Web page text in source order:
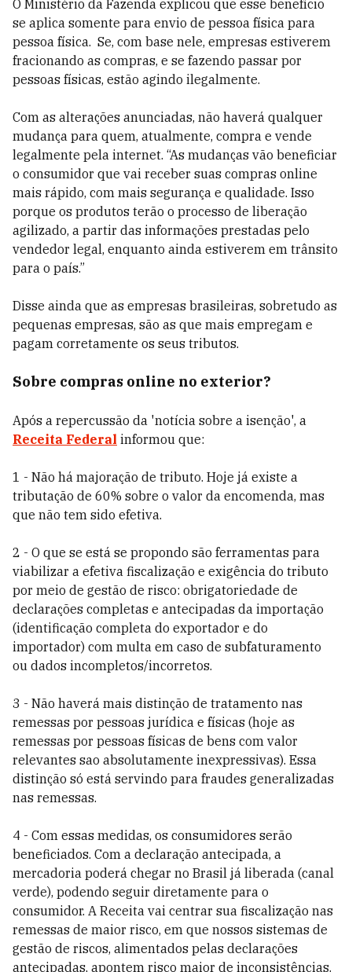
O Ministério da Fazenda explicou que esse benefício
se aplica somente para envio de pessoa física para
pessoa física. Se, com base nele, empresas estiverem
fracionando as compras, e se fazendo passar por
pessoas físicas, estão agindo ilegalmente.
Com as alterações anunciadas, não haverá qualquer
mudança para quem, atualmente, compra e vende
legalmente pela internet. “As mudanças vão beneficiar
o consumidor que vai receber suas compras online
mais rápido, com mais segurança e qualidade. Isso
porque os produtos terão o processo de liberação
agilizado, a partir das informações prestadas pelo
vendedor legal, enquanto ainda estiverem em trânsito
para o país.”
Disse ainda que as empresas brasileiras, sobretudo as
pequenas empresas, são as que mais empregam e
pagam corretamente os seus tributos.
Sobre compras online no exterior?
Após a repercussão da 'notícia sobre a isenção', a
Receita Federal informou que:
1 - Não há majoração de tributo. Hoje já existe a
tributação de 60% sobre o valor da encomenda, mas
que não tem sido efetiva.
2 - O que se está se propondo são ferramentas para
viabilizar a efetiva fiscalização e exigência do tributo
por meio de gestão de risco: obrigatoriedade de
declarações completas e antecipadas da importação
(identificação completa do exportador e do
importador) com multa em caso de subfaturamento
ou dados incompletos/incorretos.
3 - Não haverá mais distinção de tratamento nas
remessas por pessoas jurídica e físicas (hoje as
remessas por pessoas físicas de bens com valor
relevantes sao absolutamente inexpressivas). Essa
distinção só está servindo para fraudes generalizadas
nas remessas.
4 - Com essas medidas, os consumidores serão
beneficiados. Com a declaração antecipada, a
mercadoria poderá chegar no Brasil já liberada (canal
verde), podendo seguir diretamente para o
consumidor. A Receita vai centrar sua fiscalização nas
remessas de maior risco, em que nossos sistemas de
gestão de riscos, alimentados pelas declarações
antecipadas, apontem risco maior de inconsistências.